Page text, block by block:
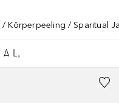
Körperpeeling Sparitual